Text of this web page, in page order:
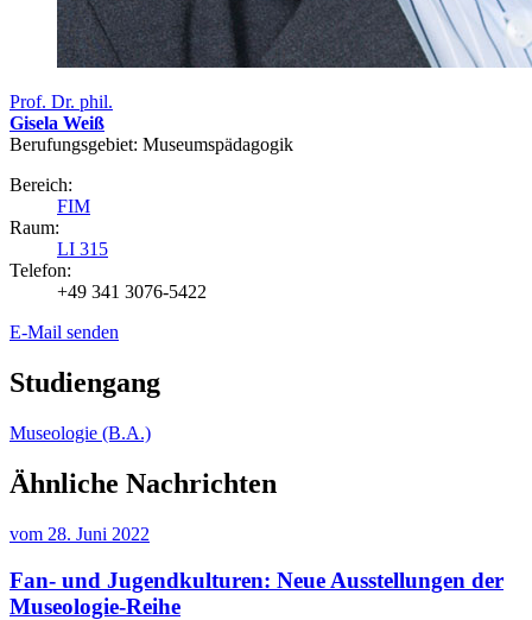
Prof. Dr. phil.
Gisela Weiß
Berufungsgebiet: Museumspädagogik
Bereich:
FIM
Raum:
LI 315
Telefon:
+49 341 3076-5422
E-Mail senden
Studiengang
Museologie (B.A.)
Ähnliche Nachrichten
vom 28. Juni 2022
Fan- und Jugendkulturen: Neue Ausstellungen der
Museologie-Reihe